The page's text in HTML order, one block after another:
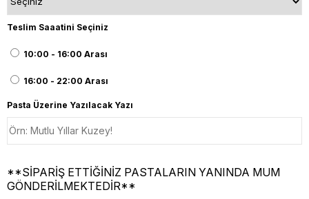
Teslim Saaatini Seçiniz
10:00 - 16:00 Arası
16:00 - 22:00 Arası
Pasta Üzerine Yazılacak Yazı
**SİPARİŞ ETTİĞİNİZ PASTALARIN YANINDA MUM
GÖNDERİLMEKTEDİR**